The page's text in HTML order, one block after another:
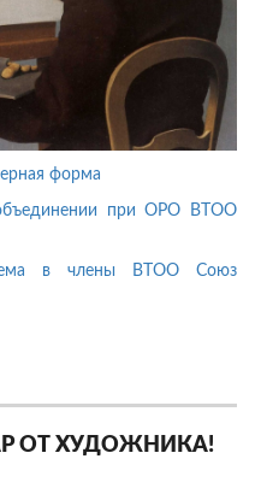
форма
при ОРО ВТОО
в члены ВТОО Союз
ОТ ХУДОЖНИКА!